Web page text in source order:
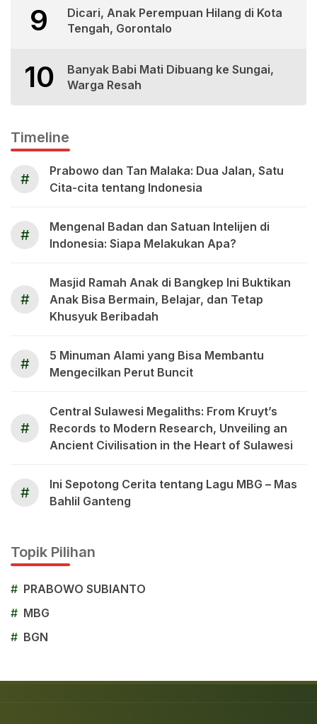
9
Dicari, Anak Perempuan Hilang di Kota
Tengah, Gorontalo
10
Banyak Babi Mati Dibuang ke Sungai,
Warga Resah
Timeline
#
Prabowo dan Tan Malaka: Dua Jalan, Satu
Cita-cita tentang Indonesia
#
Mengenal Badan dan Satuan Intelijen di
Indonesia: Siapa Melakukan Apa?
#
Masjid Ramah Anak di Bangkep Ini Buktikan
Anak Bisa Bermain, Belajar, dan Tetap
Khusyuk Beribadah
#
5 Minuman Alami yang Bisa Membantu
Mengecilkan Perut Buncit
#
Central Sulawesi Megaliths: From Kruyt’s
Records to Modern Research, Unveiling an
Ancient Civilisation in the Heart of Sulawesi
#
Ini Sepotong Cerita tentang Lagu MBG – Mas
Bahlil Ganteng
Topik Pilihan
# PRABOWO SUBIANTO
# MBG
# BGN